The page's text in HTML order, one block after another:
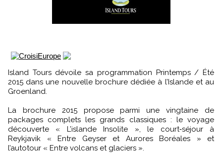
Island Tours dévoile sa programmation Printemps / Été
2015 dans une nouvelle brochure dédiée à l’Islande et au
Groenland.
La brochure 2015 propose parmi une vingtaine de
packages complets les grands classiques : le voyage
découverte « L’islande Insolite », le court‐séjour à
Reykjavik « Entre Geyser et Aurores Boréales » et
l’autotour « Entre volcans et glaciers ».